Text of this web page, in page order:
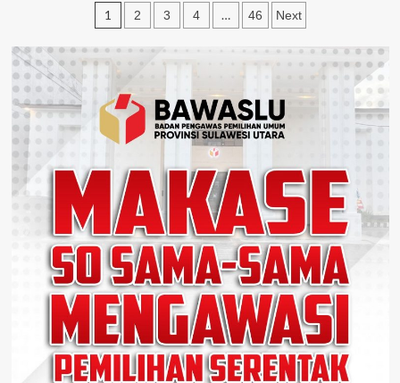
Paginasi
pos
1 2 3 4 … 46 Next